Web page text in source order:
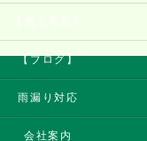
【ブログ】
雨漏り対応
会社案内